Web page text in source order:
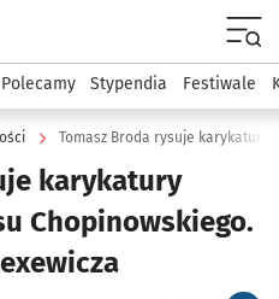
podserwis: Kultura
Polecamy Stypendia Festiwale
Tomasz Broda rysuje karykatury
karykatury
Chopinowskiego.